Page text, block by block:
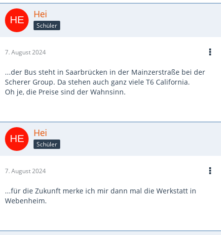
Hei
Schüler
7. August 2024
...der Bus steht in Saarbrücken in der Mainzerstraße bei der
Scherer Group. Da stehen auch ganz viele T6 California.
Oh je, die Preise sind der Wahnsinn.
Hei
Schüler
7. August 2024
...für die Zukunft merke ich mir dann mal die Werkstatt in
Webenheim.